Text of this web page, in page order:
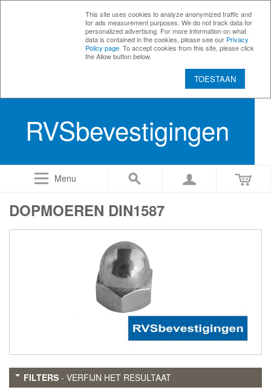
This site uses cookies to analyze anonymized traffic and
for ads measurement purposes. We do not track data for
personalized advertising. For more information on what
data is contained in the cookies, please see our Privacy
Policy page . To accept cookies from this site, please click
the Allow button below.
TOESTAAN
RVSbevestigingen
Menu
DOPMOEREN DIN1587
FILTERS - VERFIJN HET RESULTAAT